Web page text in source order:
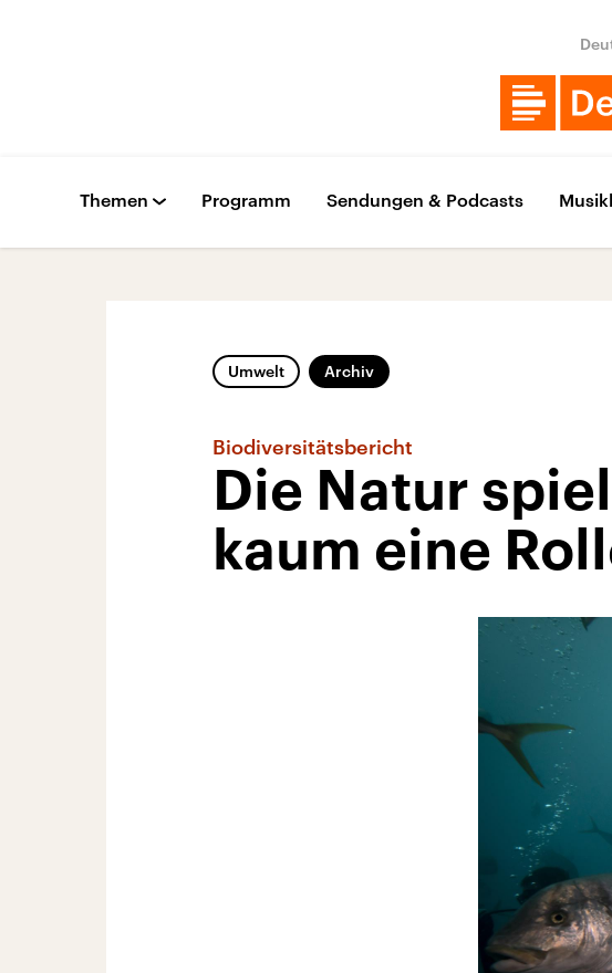
Themen Programm Sendungen & Podcasts
Umwelt Archiv
Biodiversitätsbericht
Die Natur
kaum eine